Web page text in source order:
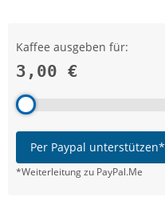
Kaffee ausgeben für:
3,00 €
Per Paypal unterstützen*
*Weiterleitung zu PayPal.Me